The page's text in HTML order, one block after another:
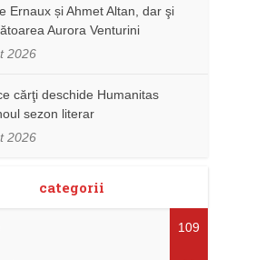
Ernaux și Ahmet Altan, dar şi
Aurora Venturini
2026
cărţi deschide Humanitas
sezon literar
2026
categorii
109